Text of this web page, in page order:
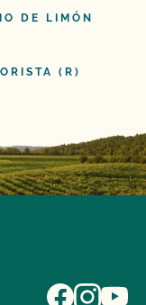
DE LIMÓN
(R)